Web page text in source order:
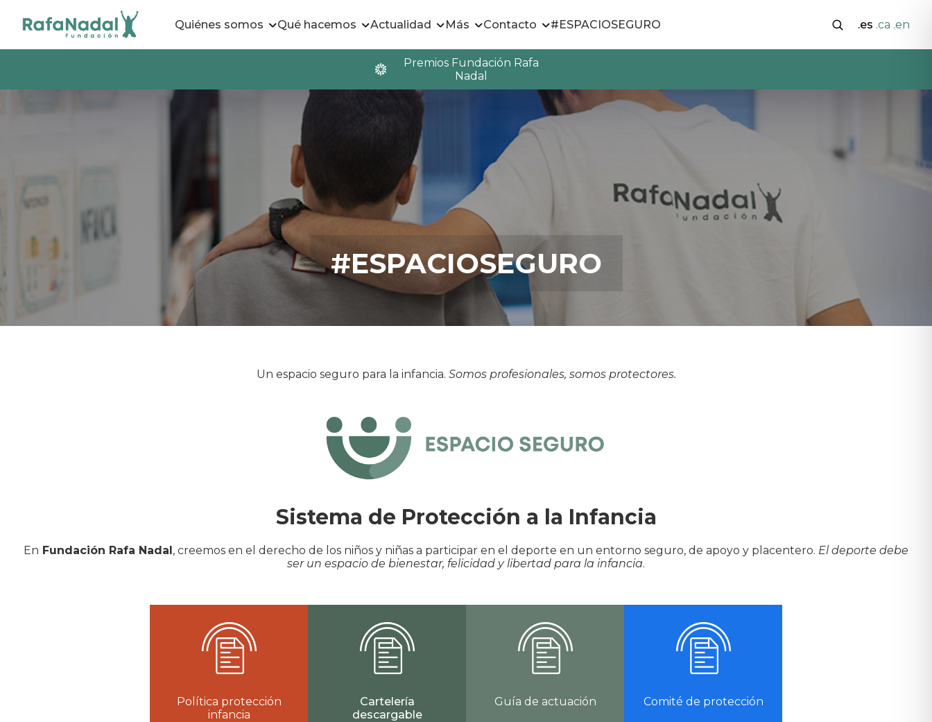
Quiénes somos Qué hacemos Actualidad Más Contacto #ESPACIOSEGURO .es .ca .en
Premios Fundación Rafa
Nadal
#ESPACIOSEGURO
Un espacio seguro para la infancia. Somos profesionales, somos protectores.
Sistema de Protección a la Infancia
En Fundación Rafa Nadal, creemos en el derecho de los niños y niñas a participar en el deporte en un entorno seguro, de apoyo y placentero. El deporte debe
ser un espacio de bienestar, felicidad y libertad para la infancia.
Política protección
infancia
Cartelería
descargable
Guía de actuación Comité de protección